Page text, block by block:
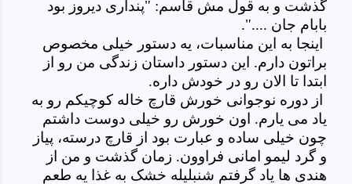
گذشت و به قول مش قاسم: "پنداری دیروز بود
بابام جان ....".
اینجا به این مناسبات، یه دستور خیلی مخصوص
براتون دارم. این دستور داستان زندگی من رو از
ابتدا تا الان رو در خودش داره.
از دوره نوجوانی خورش قارچ خاله کوچیکم رو به
یاد می یارم. اون خورش رو خیلی دوست داشتم
چون خیلی ساده و عبارت بود از قارچ درسته، پیاز
و گرد لیمو امانی فراوون. زمان گذشت و من از
هندی ها یاد گرفتم شنبلیله خشک به غذا یه طعم